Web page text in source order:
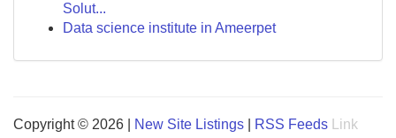
Solut...
Data science institute in Ameerpet
Copyright © 2026 | New Site Listings RSS Feeds
Link